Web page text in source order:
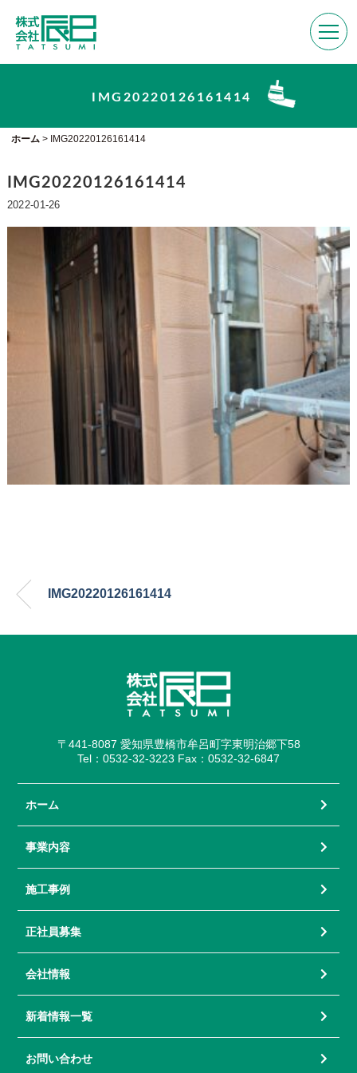
IMG20220126161414
ホーム> IMG20220126161414
IMG20220126161414
2022-01-26
IMG20220126161414
〒441-8087 愛知県豊橋市牟呂町字東明治郷下58
Tel：0532-32-3223 Fax：0532-32-6847
ホーム
事業内容
施工事例
正社員募集
会社情報
新着情報一覧
お問い合わせ